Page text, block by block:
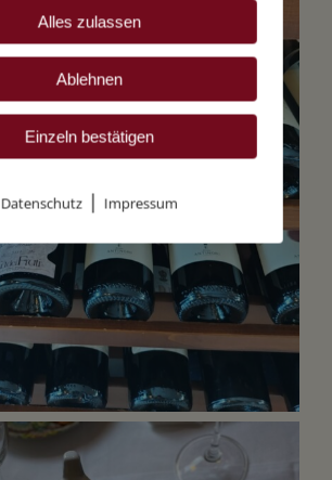
Alles zulassen
Ablehnen
Einzeln bestätigen
Datenschutz| Impressum